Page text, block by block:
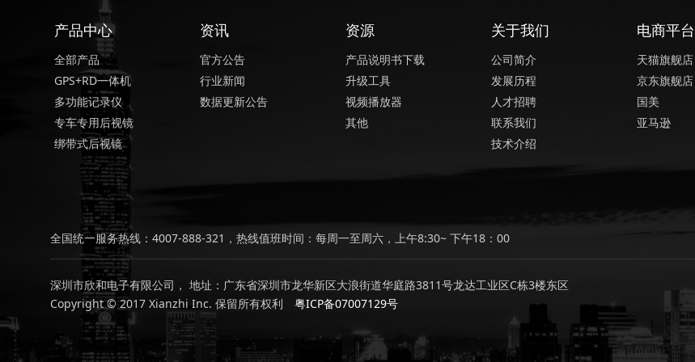
产品中心
全部产品
GPS+RD一体机
多功能记录仪
专车专用后视镜
绑带式后视镜
资讯
官方公告
行业新闻
数据更新公告
资源
产品说明书下载
升级工具
视频播放器
其他
关于我们
公司简介
发展历程
人才招聘
联系我们
技术介绍
电商平台
天猫旗舰店
京东旗舰店
国美
亚马逊
全国统一服务热线：4007-888-321，热线值班时间：每周一至周六，上午8:30~ 下午18：00
深圳市欣和电子有限公司， 地址：广东省深圳市龙华新区大浪街道华庭路3811号龙达工业区C栋3楼东区
Copyright © 2017 Xianzhi Inc. 保留所有权利
粤ICP备07007129号